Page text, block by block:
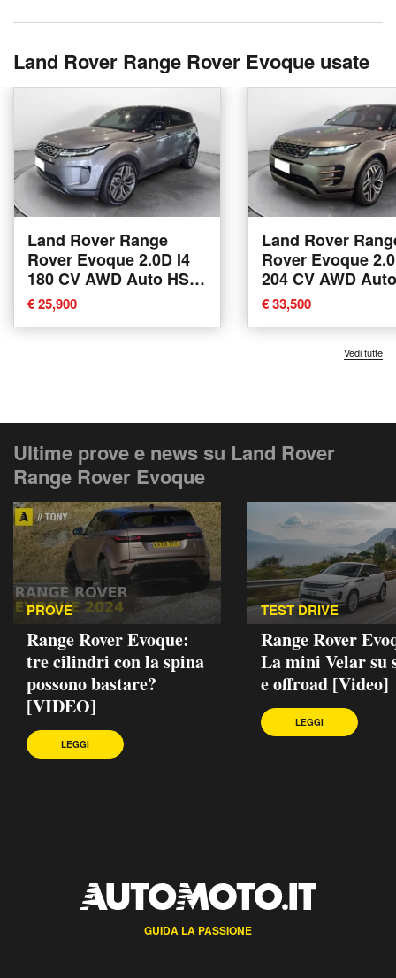
Land Rover Range Rover Evoque usate
Land Rover Range
Rover Evoque 2.0D I4
180 CV AWD Auto HSE
del 2020 usata a Torino
€ 25,900
Land Rover
Rover Evoque
204 CV AWD
del 2022 usata a
€ 33,500
Vedi tutte
Ultime prove e news su Land Rover
Range Rover Evoque
PROVE
Range Rover Evoque:
tre cilindri con la spina
possono bastare?
[VIDEO]
LEGGI
TEST DRIVE
Range Rover
La mini Velar su
e offroad [Video]
LEGGI
GUIDA LA PASSIONE